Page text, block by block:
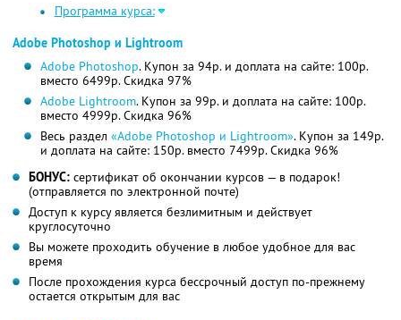
Программа курса:
Adobe Photoshop и Lightroom
Adobe Photoshop. Купон за 94р. и доплата на сайте: 100р.
вместо 6499р.Скидка 97%
Adobe Lightroom. Купон за 99р. и доплата на сайте: 100р.
вместо 4999р.Скидка 96%
Весь раздел «Adobe Photoshop и Lightroom». Купон за 149р.
и доплата на сайте: 150р. вместо 7499р. Скидка 96%
БОНУС: сертификат об окончании курсов — в подарок!
(отправляется по электронной почте)
Доступ к курсу является безлимитным и действует
круглосуточно
Вы можете проходить обучение в любое удобное для вас
время
После прохождения курса бессрочный доступ по-прежнему
остается открытым для вас